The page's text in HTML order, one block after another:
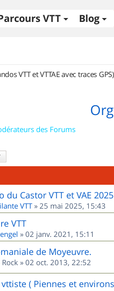
VTT Blog
VTT et VTTAE avec traces GPS)
des Forums
du Castor VTT et VAE 2025
VTT» 25 mai 2025, 15:43
VTT
» 02 janv. 2021, 15:11
de Moyeuvre.
Rock » 02 oct. 2013, 22:52
( Piennes et